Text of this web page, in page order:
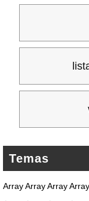
Temas
Array Array Array